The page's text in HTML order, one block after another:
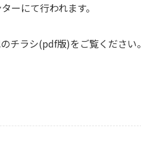
ーにて行われます。
チラシ(pdf版)をご覧ください。